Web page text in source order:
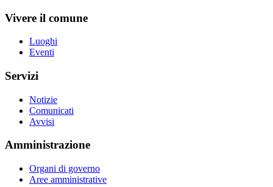
Vivere il comune
Luoghi
Eventi
Servizi
Notizie
Comunicati
Avvisi
Amministrazione
Organi di governo
Aree amministrative